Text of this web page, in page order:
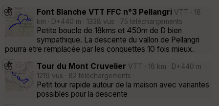
Font Blanche VTT FFC n°3 Pellangri VTT · 18
km · D+440 m · 1338 vus · 75 téléchargements ·
Petite boucle de 18kms et 450m de D bien
sympathique. La descente du vallon de Pellangri
pourra etre remplacée par les conquettes 10 fois mieux.
Tour du Mont Cruvelier VTT · 16 km · D+440 m ·
1219 vus · 82 téléchargements ·
Petit tour rapide autour de la maison avec variantes
possibles pour la descente